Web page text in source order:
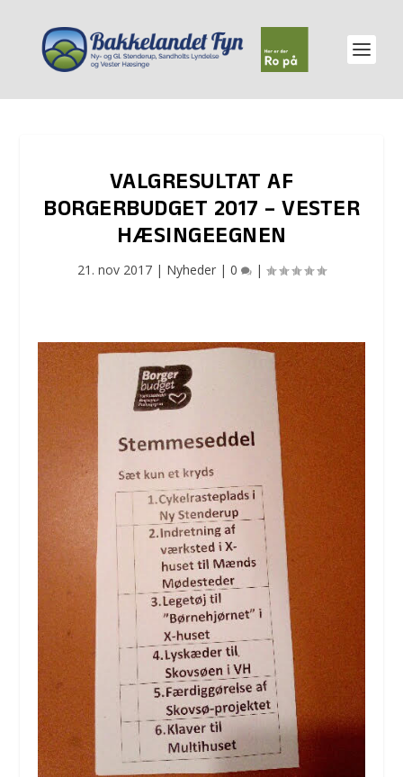
VALGRESULTAT AF
BORGERBUDGET 2017 – VESTER
HÆSINGEEGNEN
21. nov 2017 | Nyheder | 0 |